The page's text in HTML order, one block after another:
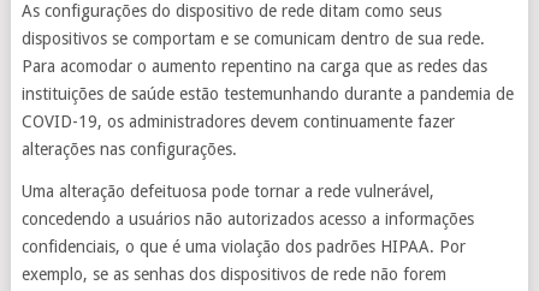
As configurações do dispositivo de rede ditam como seus
dispositivos se comportam e se comunicam dentro de sua rede.
Para acomodar o aumento repentino na carga que as redes das
instituições de saúde estão testemunhando durante a pandemia de
COVID-19, os administradores devem continuamente fazer
alterações nas configurações.
Uma alteração defeituosa pode tornar a rede vulnerável,
concedendo a usuários não autorizados acesso a informações
confidenciais, o que é uma violação dos padrões HIPAA. Por
exemplo, se as senhas dos dispositivos de rede não forem